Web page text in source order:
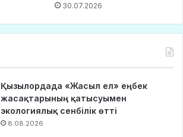
30.07.2026
Қызылордада «Жасыл ел» еңбек
жасақтарының қатысуымен
экологиялық сенбілік өтті
8.08.2026